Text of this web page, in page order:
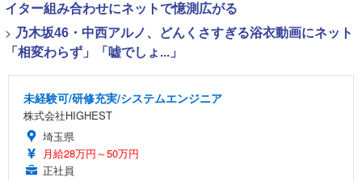
イター組み合わせにネットで憶測広がる
> 乃木坂46・中西アルノ、どんくさすぎる浴衣動画にネット
「相変わらず」「嘘でしょ...」
未経験可/研修充実/システムエンジニア
株式会社HIGHEST
埼玉県
月給28万円～50万円
正社員